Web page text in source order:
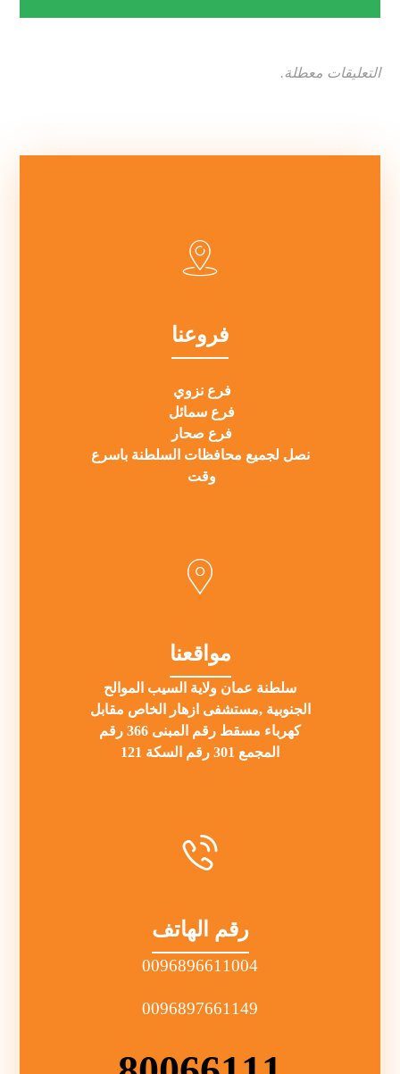
التعليقات معطلة.
فروعنا
فرع نزوي
فرع سمائل
فرع صحار
نصل لجميع محافظات السلطنة باسرع
وقت
مواقعنا
سلطنة عمان ولاية السيب الموالح
الجنوبية ,مستشفى ازهار الخاص مقابل
كهرباء مسقط رقم المبنى 366 رقم
المجمع 301 رقم السكة 121
رقم الهاتف
0096896611004
0096897661149